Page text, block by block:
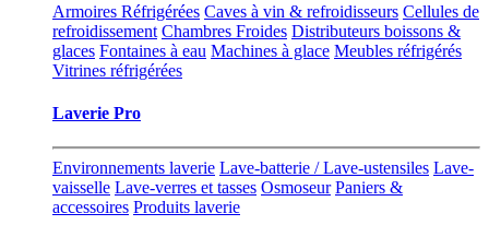
Armoires Réfrigérées Caves à vin & refroidisseurs Cellules de
refroidissement Chambres Froides Distributeurs boissons &
glaces Fontaines à eau Machines à glace Meubles réfrigérés
Vitrines réfrigérées
Laverie Pro
Environnements laverie Lave-batterie / Lave-ustensiles Lave-
vaisselle Lave-verres et tasses Osmoseur Paniers &
accessoires Produits laverie